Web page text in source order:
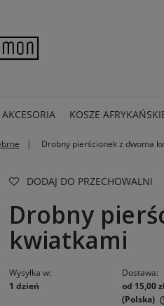
AKCESORIA KOSZE
Drobny pierścionek z dwoma
DODAJ DO PRZECHOWALNI
Drobny
kwiatkami
Wysyłka w:
1 dzień
Dostawa:
od 15,00
(Polska)